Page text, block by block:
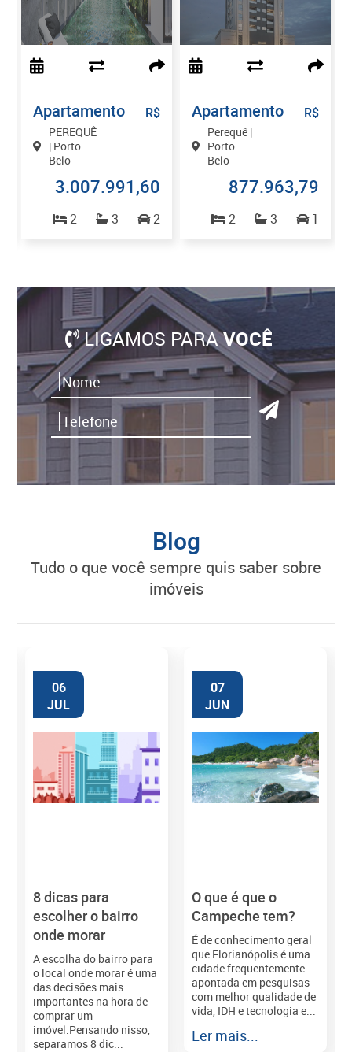
Apartamento
PEREQUÊ
| Porto
Belo
R$
3.007.991,60
2 3 2
Apartamento
Perequê |
Porto
Belo
R$
877.963,79
2 3 1
LIGAMOS PARAVOCÊ
Blog
tudo o que você sempre quis saber sobre
imóveis
06
JUL
8 dicas para
escolher o bairro
onde morar
A escolha do bairro para
o local onde morar é uma
das decisões mais
importantes na hora de
comprar um
imóvel.Pensando nisso,
separamos 8 dic...
07
JUN
O que é que o
Campeche tem?
É de conhecimento geral
que Florianópolis é uma
cidade frequentemente
apontada em pesquisas
com melhor qualidade de
vida, IDH e tecnologia e...
Ler mais...